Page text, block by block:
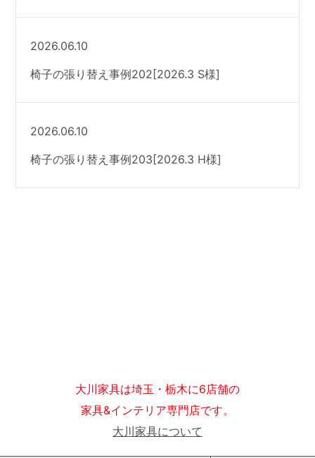
2026.06.10
椅子の張り替え事例202[2026.3 S様]
2026.06.10
椅子の張り替え事例203[2026.3 H様]
大川家具は埼玉・栃木に6店舗の
家具&インテリア専門店です。
大川家具について